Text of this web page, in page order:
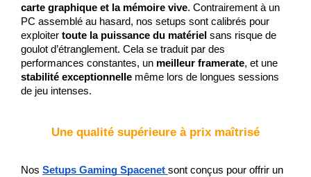
carte graphique et la mémoire vive. Contrairement à un
PC assemblé au hasard, nos setups sont calibrés pour
exploiter toute la puissance du matériel sans risque de
goulot d’étranglement. Cela se traduit par des
performances constantes, un meilleur framerate
stabilité exceptionnelle même lors de longues sessions
de jeu intenses.
Une qualité supérieure à prix maîtrisé
Nos Setups Gaming Spacenet